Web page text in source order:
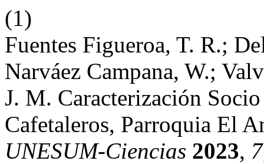
(1)
Fuentes Figueroa, T. R.;
Narváez Campana, W.;
J. M. Caracterización
Cafetaleros, Parroquia El
UNESUM-Ciencias 2023, 7